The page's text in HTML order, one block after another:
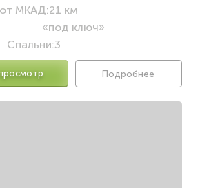
МКАД:21 км
«под ключ»
Спальни:3
Подробнее